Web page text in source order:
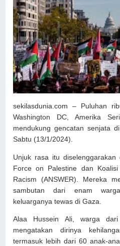
sekilasdunia.com – Puluhan
Washington DC, Amerika
mendukung gencatan senjata
Sabtu (13/1/2024).
Unjuk rasa itu
Force on Palestine dan
Racism (ANSWER). Mereka
sambutan dari enam
keluarganya tewas di Gaza.
Alaa Hussein Ali, warga
mengatakan dirinya
termasuk lebih dari 60 anak-